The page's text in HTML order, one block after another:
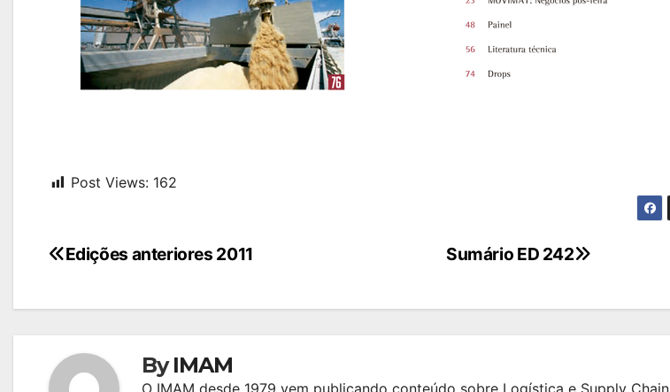
Post Views: 162
Navegação
Sumário ED 242
Edições anteriores 2011
ByIMAM
O IMAM desde 1979 vem publicando conteúdo sobre Logística e Supply Chain